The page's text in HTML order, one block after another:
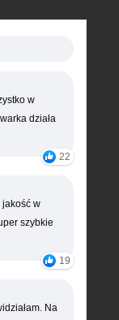
w
działa
22
w
szybkie
19
Na